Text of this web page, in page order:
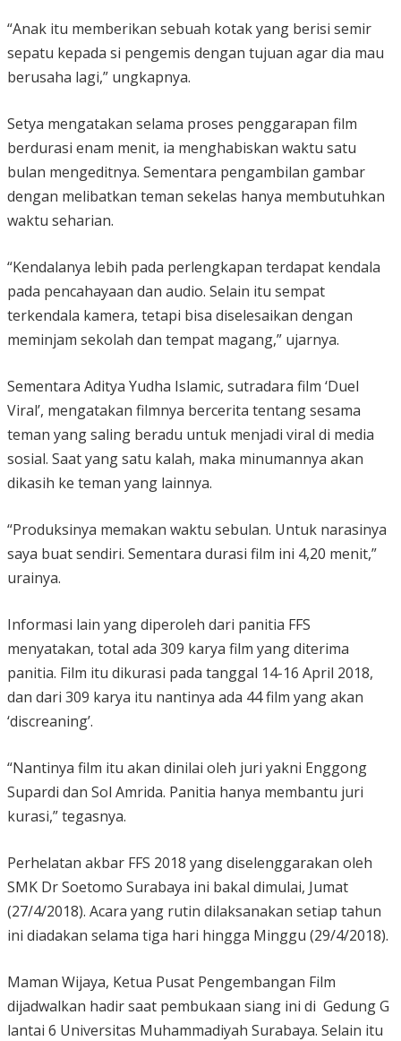
“Anak itu memberikan sebuah kotak yang berisi semir
sepatu kepada si pengemis dengan tujuan agar dia mau
berusaha lagi,” ungkapnya.
Setya mengatakan selama proses penggarapan film
berdurasi enam menit, ia menghabiskan waktu satu
bulan mengeditnya. Sementara pengambilan gambar
dengan melibatkan teman sekelas hanya membutuhkan
waktu seharian.
“Kendalanya lebih pada perlengkapan terdapat kendala
pada pencahayaan dan audio. Selain itu sempat
terkendala kamera, tetapi bisa diselesaikan dengan
meminjam sekolah dan tempat magang,” ujarnya.
Sementara Aditya Yudha Islamic, sutradara film ‘Duel
Viral’, mengatakan filmnya bercerita tentang sesama
teman yang saling beradu untuk menjadi viral di media
sosial. Saat yang satu kalah, maka minumannya akan
dikasih ke teman yang lainnya.
“Produksinya memakan waktu sebulan. Untuk narasinya
saya buat sendiri. Sementara durasi film ini 4,20 menit,”
urainya.
Informasi lain yang diperoleh dari panitia FFS
menyatakan, total ada 309 karya film yang diterima
panitia. Film itu dikurasi pada tanggal 14-16 April 2018,
dan dari 309 karya itu nantinya ada 44 film yang akan
‘discreaning’.
“Nantinya film itu akan dinilai oleh juri yakni Enggong
Supardi dan Sol Amrida. Panitia hanya membantu juri
kurasi,” tegasnya.
Perhelatan akbar FFS 2018 yang diselenggarakan oleh
SMK Dr Soetomo Surabaya ini bakal dimulai, Jumat
(27/4/2018). Acara yang rutin dilaksanakan setiap tahun
ini diadakan selama tiga hari hingga Minggu (29/4/2018).
Maman Wijaya, Ketua Pusat Pengembangan Film
dijadwalkan hadir saat pembukaan siang ini di Gedung G
lantai 6 Universitas Muhammadiyah Surabaya. Selain itu